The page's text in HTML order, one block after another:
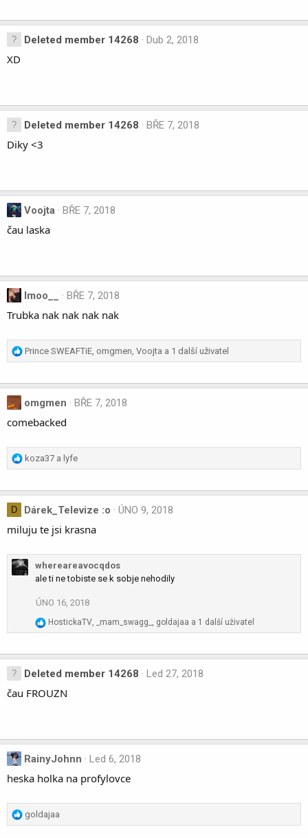
c
t
:
Deleted member 14268 Dub 2, 2018
XD
Deleted member 14268 BŘE 7, 2018
Diky <3
Voojta BŘE 7, 2018
čau laska
Imoo__ BŘE 7, 2018
Trubka nak nak nak nak
R
e
c
t
o
s
:
Prince SWEAFTiE, omgmen, Voojta a 1 další uživatel
omgmen BŘE 7, 2018
comebacked
R
e
c
t
o
s
:
koza37 a lyfe
D Dárek_Televize :o ÚNO 9, 2018
miluju te jsi krasna
whereareavocqdos
ale ti ne tobiste se k sobje nehodily
ÚNO 16, 2018
R
e
c
t
o
HostickaTV, _mam_swagg_ , goldajaa a 1 další uživatel
Deleted member 14268 Led 27, 2018
čau FROUZN
RainyJohnn Led 6, 2018
heska holka na profylovce
R
e
goldajaa